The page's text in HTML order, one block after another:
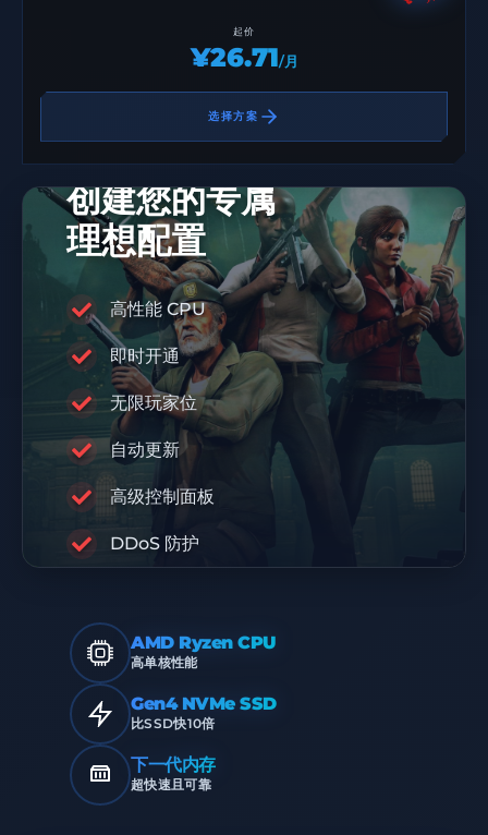
起价
¥26.71/月
选择方案
创建您的专属
理想配置
高性能 CPU
即时开通
无限玩家位
自动更新
高级控制面板
DDoS 防护
九折优惠码
DIS10
RABISU
AMD Ryzen CPU
高单核性能
Gen4 NVMe SSD
比SSD快10倍
下一代内存
超快速且可靠